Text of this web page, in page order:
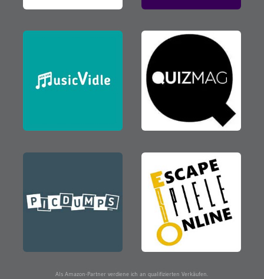
Als Amazon-Partner verdiene ich an qualifizierten Verkäufen.